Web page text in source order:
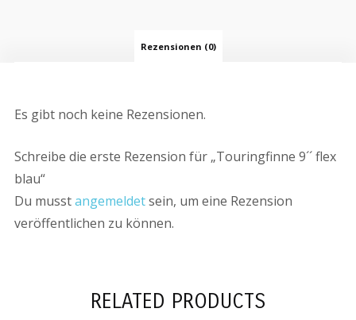
Rezensionen (0)
Es gibt noch keine Rezensionen.
Schreibe die erste Rezension für „Touringfinne 9´´ flex
blau“
Du musstangemeldetsein, um eine Rezension
veröffentlichen zu können.
RELATED PRODUCTS